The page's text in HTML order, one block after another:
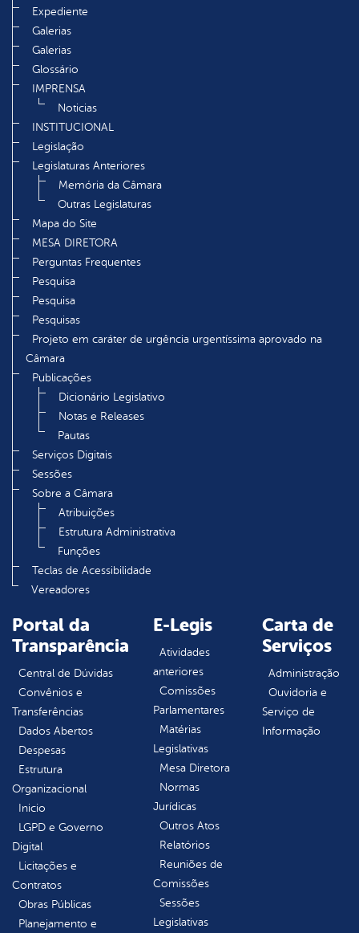
Expediente
Galerias
Galerias
Glossário
IMPRENSA
Noticias
INSTITUCIONAL
Legislação
Legislaturas Anteriores
Memória da Câmara
Outras Legislaturas
Mapa do Site
MESA DIRETORA
Perguntas Frequentes
Pesquisa
Pesquisa
Pesquisas
Projeto em caráter de urgência urgentíssima aprovado na
Câmara
Publicações
Dicionário Legislativo
Notas e Releases
Pautas
Serviços Digitais
Sessões
Sobre a Câmara
Atribuições
Estrutura Administrativa
Funções
Teclas de Acessibilidade
Vereadores
Portal da
Transparência
Central de Dúvidas
Convênios e
Transferências
Dados Abertos
Despesas
Estrutura
Organizacional
Inicio
LGPD e Governo
Digital
Licitações e
Contratos
Obras Públicas
Planejamento e
E-Legis
Atividades
anteriores
Comissões
Parlamentares
Matérias
Legislativas
Mesa Diretora
Normas
Jurídicas
Outros Atos
Relatórios
Reuniões de
Comissões
Sessões
Legislativas
Carta de
Serviços
Administração
Ouvidoria e
Serviço de
Informação